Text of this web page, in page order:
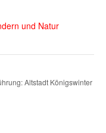
und Natur
Altstadt Königswinter